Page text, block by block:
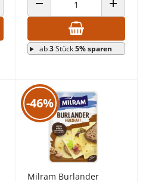
ERHÖHENANZAHL VERRINGERN ANZAHL
ab3Stück5% sparen
-46%
Milram Burlander